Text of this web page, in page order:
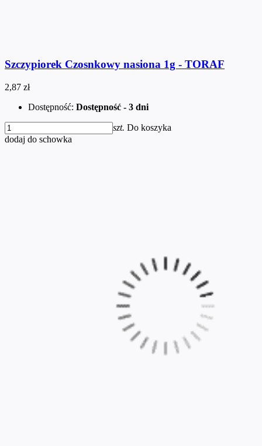
Szczypiorek Czosnkowy nasiona 1g - TORAF
2,87 zł
Dostępność: Dostępność - 3 dni
szt. Do koszyka
dodaj do schowka